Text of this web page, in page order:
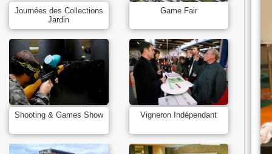
Game Fair
Journées des Collections
Jardin
Vigneron Indépendant
Shooting & Games Show